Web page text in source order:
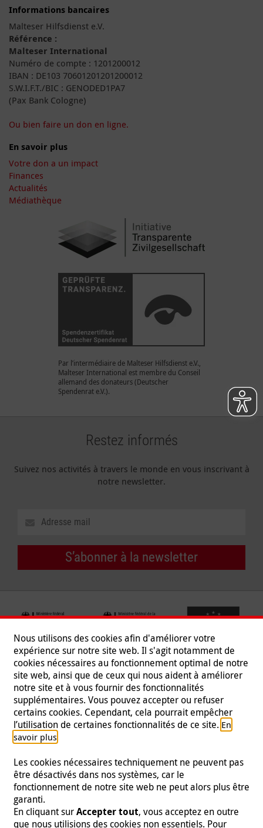
Informations bancaires
Malteser Hilfsdienst e.V.
Référence :
Malteser International
Numéro de compte : 1201200012
IBAN : DE103 70601201201200012
S.W.I.F.T./BIC : GENODED1PA7
(Pax Bank Cologne)
Ou bien faire un don en ligne.
En savoir plus
Votre don a un impact
Finances
Actualités
Médiathèque
Par l’intermédiaire de Malteser Hilfsdienst e.V.,
Malteser International est membre du Conseil
allemand des donateurs (Deutscher
Spendenrat e.V.).
Restez informés
Suivez nos activités à travers le monde en vous inscrivant à
notre newsletter.
S’abonner à la newsletter
Suivez-nous
Mentions légales | Protection des données | Presse |
Contact | Emploi
Nous utilisons des cookies afin d'améliorer votre
expérience sur notre site web. Il s'agit notamment de
cookies nécessaires au fonctionnement optimal de notre
site web, ainsi que de ceux qui nous aident à améliorer
notre site et à vous fournir des fonctionnalités
supplémentaires. Vous pouvez accepter ou refuser
certains cookies. Cependant, cela pourrait empêcher
l’utilisation de certaines fonctionnalités de ce site. En
savoir plus.
Les cookies nécessaires techniquement ne peuvent pas
être désactivés dans nos systèmes, car le
fonctionnement de notre site web ne peut alors plus être
garanti.
En cliquant surAccepter tout, vous acceptez en outre
que nous utilisions des cookies non essentiels. Pour